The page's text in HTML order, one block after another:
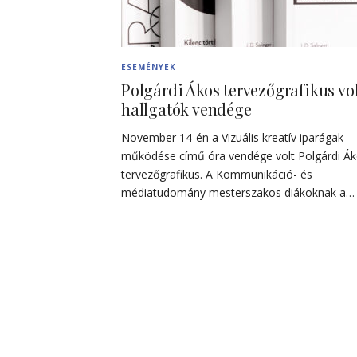
ESEMÉNYEK
Polgárdi Ákos tervezőgrafikus
hallgatók vendége
November 14-én a Vizuális kreatív iparágak
működése című óra vendége volt Polgárdi
tervezőgrafikus. A Kommunikáció- és
médiatudomány mesterszakos diákoknak a…